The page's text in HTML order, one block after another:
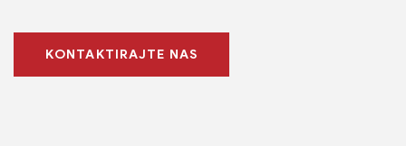
KONTAKTIRAJTE NAS